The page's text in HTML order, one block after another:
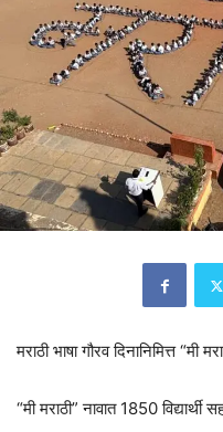
मराठी भाषा गौरव दिनानिमित्त
“मी मराठी” नावात 1850 विद्यार्थी